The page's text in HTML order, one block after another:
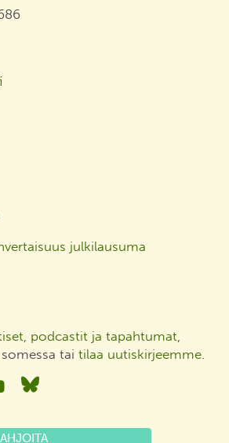
julkilausuma
podcastit ja tapahtumat,
tai tilaa uutiskirjeemme.
YouTubeBluesky